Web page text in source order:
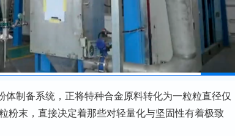
制备系统，正将特种合金原料转化为一粒粒直径仅
粉末，直接决定着那些对轻量化与坚固性有着极致